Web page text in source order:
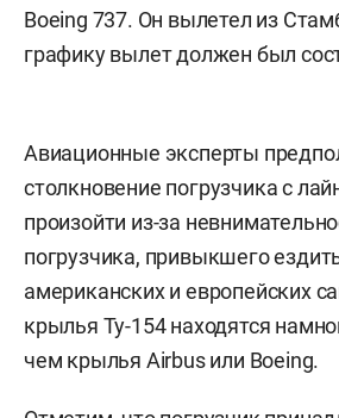
Boeing 737. Он вылетел из
графику вылет должен был
Авиационные эксперты
столкновение погрузчика с
произойти из-за
погрузчика, привыкшего
американских и европейских
крылья Ту-154 находятся
чем крылья Airbus или Boeing.